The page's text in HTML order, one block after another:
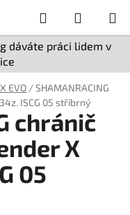
dáváte práci lidem v
Hledat
KOŠÍK
EVO /SHAMANRACING
ISCG 05 stříbrný
chránič
X
05